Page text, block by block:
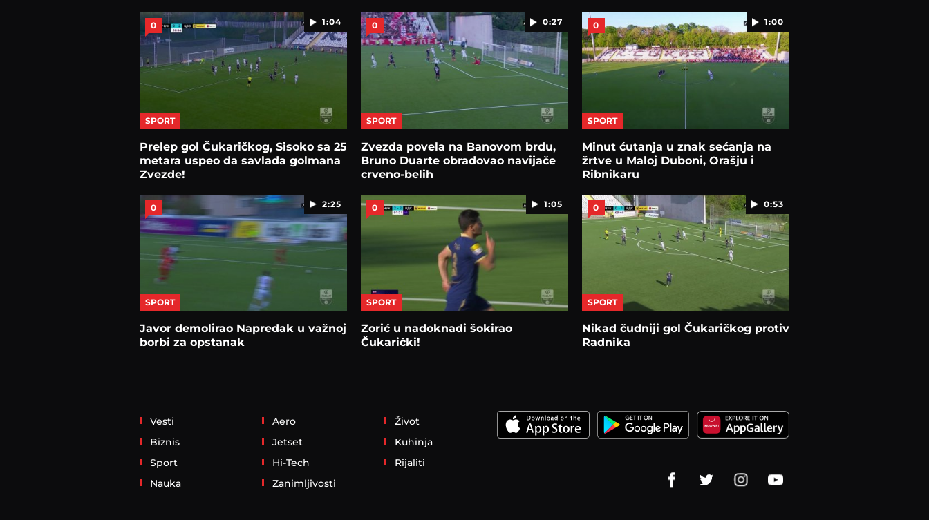
1:04
0
SPORT
Prelep gol Čukaričkog, Sisoko sa 25
metara uspeo da savlada golmana
Zvezde!
0:27
0
SPORT
Zvezda povela na Banovom brdu,
Bruno Duarte obradovao navijače
crveno-belih
1:00
0
SPORT
Minut ćutanja u znak sećanja na
žrtve u Maloj Duboni, Orašju i
Ribnikaru
2:25
0
SPORT
Javor demolirao Napredak u važnoj
borbi za opstanak
1:05
0
SPORT
Zorić u nadoknadi šokirao
Čukarički!
0:53
0
SPORT
Nikad čudniji gol Čukaričkog protiv
Radnika
Vesti
Biznis
Sport
Nauka
Aero
Jetset
Hi-Tech
Zanimljivosti
Život
Kuhinja
Rijaliti